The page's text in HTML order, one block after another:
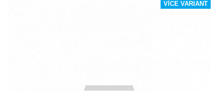
VÍCE VARIANT